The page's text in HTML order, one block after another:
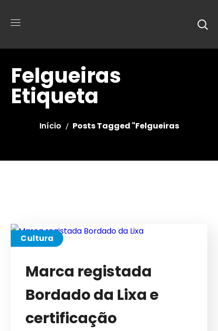
Felgueiras
Etiqueta
Início Posts Tagged "Felgueiras
Cultura
Marca registada
Bordado da Lixa e
certificação